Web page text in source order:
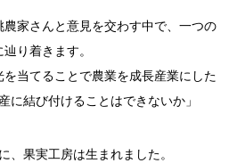
家さんと意見を交わす中で、一つの
辿り着きます。
を当てることで農業を成長産業にした
に結び付けることはできないか」
、果実工房は生まれました。